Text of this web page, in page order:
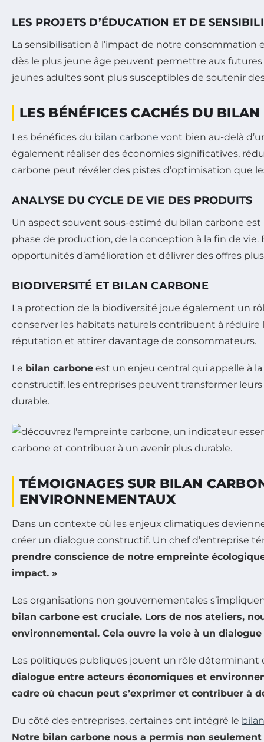
LES PROJETS D’ÉDUCATION ET DE
La sensibilisation à l’impact de notre
dès le plus jeune âge peuvent permettre aux
jeunes adultes sont plus susceptibles de soutenir
LES BÉNÉFICES CACHÉS DU
Les bénéfices du bilan carbone vont bien au-delà
également réaliser des économies significatives,
carbone peut révéler des pistes d’optimisation que
ANALYSE DU CYCLE DE VIE DES PRODUITS
Un aspect souvent sous-estimé du bilan carbone est
phase de production, de la conception à la fin de
opportunités d’amélioration et délivrer des offres
BIODIVERSITÉ ET BILAN CARBONE
La protection de la biodiversité joue également un
conserver les habitats naturels contribuent à
réputation et attirer davantage de consommateurs.
Le bilan carbone est un enjeu central qui appelle à
constructif, les entreprises peuvent transformer
durable.
TÉMOIGNAGES SUR BILAN
ENVIRONNEMENTAUX
Dans un contexte où les enjeux climatiques
créer un dialogue constructif. Un chef d’entreprise
prendre conscience de notre empreinte
impact. »
Les organisations non gouvernementales
bilan carbone est cruciale. Lors de nos ateliers,
environnemental. Cela ouvre la voie à un
Les politiques publiques jouent un rôle
dialogue entre acteurs économiques et
cadre où chacun peut s’exprimer et contribuer à
Du côté des entreprises, certaines ont intégré le
Notre bilan carbone nous a permis non